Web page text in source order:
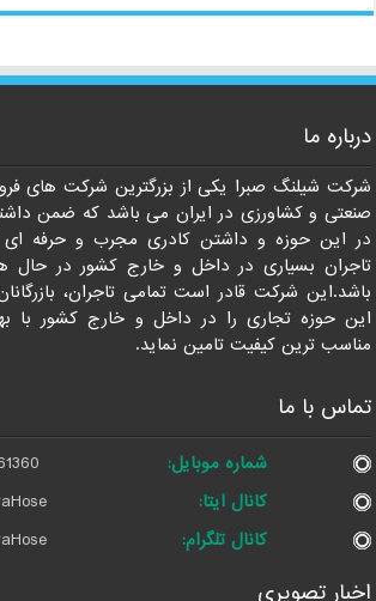
درباره ما
شرکت شیلنگ صبرا یکی از بزرگترین شرکت های
صنعتی و کشاورزی در ایران می باشد که ضمن
در این حوزه و داشتن کادری مجرب و حرفه ای
تاجران بسیاری در داخل و خارج کشور در حال
باشد.این شرکت قادر است تمامی تاجران،
این حوزه تجاری را در داخل و خارج کشور با
مناسب ترین کیفیت تامین نماید.
تماس با ما
شماره موبایل:
کانال ایتا:
کانال تلگرام:
اخبار تصویری